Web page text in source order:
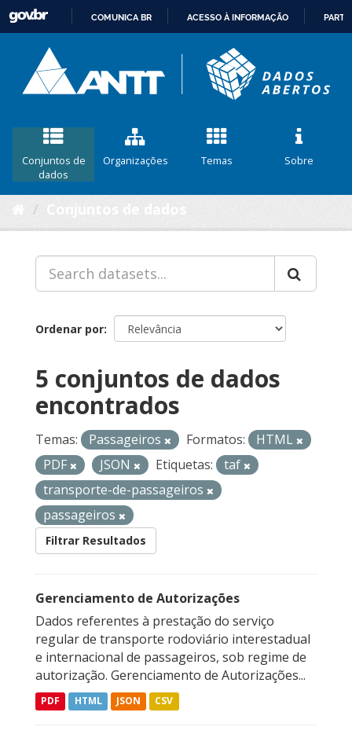
CONTEÚDO
COMUNICA BR ACESSO À INFORMAÇÃO
Conjuntos de
dados
Organizações Temas Sobre
Ordenar por
5 conjuntos de dados
encontrados
Temas: Passageiros Formatos:
HTML
PDF
JSON Etiquetas:
taf
transporte-de-passageiros
passageiros
Filtrar Resultados
Gerenciamento de Autorizações
Dados referentes à prestação do serviço
regular de transporte rodoviário interestadual
e internacional de passageiros, sob regime de
autorização. Gerenciamento de Autorizações...
PDF HTML JSON CSV